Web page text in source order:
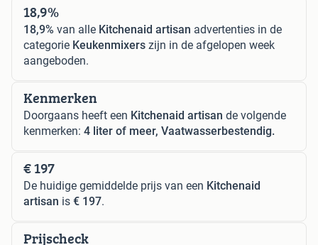
18,9%
18,9% van alle Kitchenaid artisan advertenties in de
categorie Keukenmixers zijn in de afgelopen week
aangeboden.
Kenmerken
Doorgaans heeft een Kitchenaid artisan de volgende
kenmerken: 4 liter of meer, Vaatwasserbestendig.
€ 197
De huidige gemiddelde prijs van een Kitchenaid
artisan is € 197.
Prijscheck